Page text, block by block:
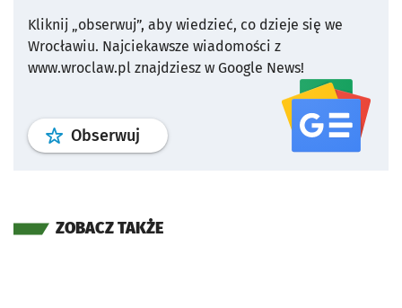
Kliknij „obserwuj”, aby wiedzieć, co dzieje się we
Wrocławiu. Najciekawsze wiadomości z
www.wroclaw.pl znajdziesz w Google News!
Obserwuj profil serwisu
ZOBACZ TAKŻE